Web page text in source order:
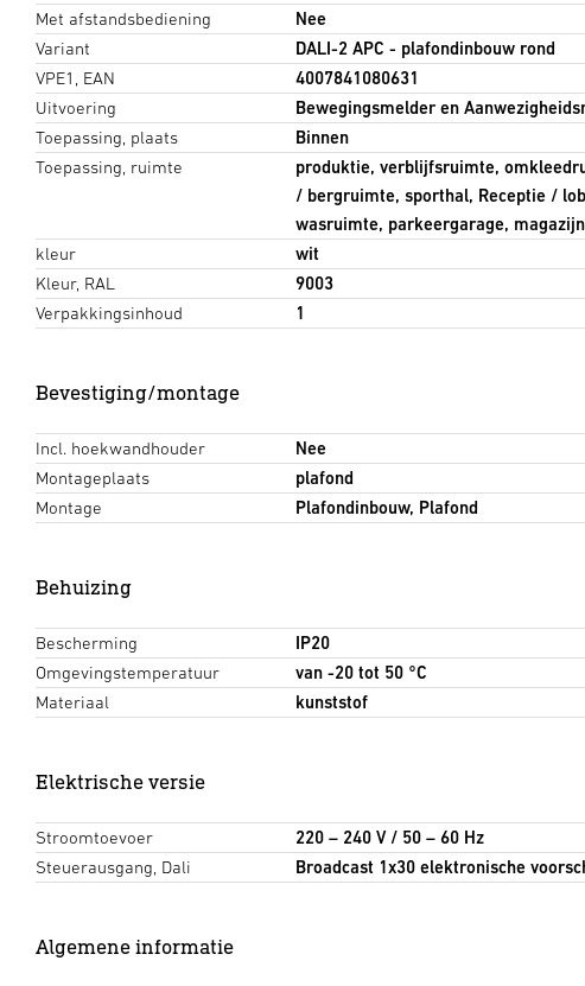
Met afstandsbediening
Nee
Variant
DALI-2 APC - plafondinbouw rond
VPE1, EAN
4007841080631
Uitvoering
Bewegingsmelder en
Toepassing, plaats
Binnen
Toepassing, ruimte
produktie, verblijfsruimte,
/ bergruimte, sporthal, Receptie /
wasruimte, parkeergarage,
kleur
wit
Kleur, RAL
9003
Verpakkingsinhoud
1
Bevestiging/montage
Incl. hoekwandhouder
Nee
Montageplaats
plafond
Montage
Plafondinbouw, Plafond
Behuizing
Bescherming
IP20
Omgevingstemperatuur
van -20 tot 50 °C
Materiaal
kunststof
Elektrische versie
Stroomtoevoer
220 – 240 V / 50 – 60 Hz
Steuerausgang, Dali
Broadcast 1x30 elektronische
Algemene informatie